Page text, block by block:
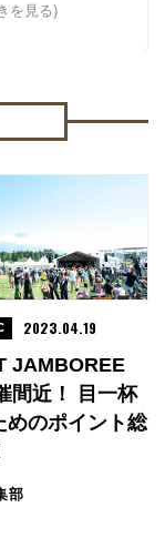
を見る)
JAMBOREE
間近！ 目一杯
めのポイント総
部
2023.04.19